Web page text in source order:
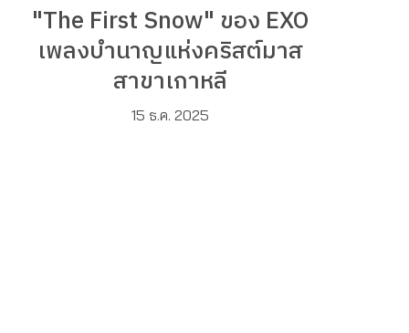
"The First Snow" ของ EXO
เพลงบำนาญแห่งคริสต์มาส
สาขาเกาหลี
15 ธ.ค. 2025